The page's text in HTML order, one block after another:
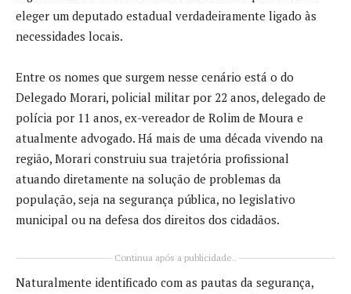
eleger um deputado estadual verdadeiramente ligado às
necessidades locais.
Entre os nomes que surgem nesse cenário está o do
Delegado Morari, policial militar por 22 anos, delegado de
polícia por 11 anos, ex-vereador de Rolim de Moura e
atualmente advogado. Há mais de uma década vivendo na
região, Morari construiu sua trajetória profissional
atuando diretamente na solução de problemas da
população, seja na segurança pública, no legislativo
municipal ou na defesa dos direitos dos cidadãos.
Continua após a publicidade..
Naturalmente identificado com as pautas da segurança,